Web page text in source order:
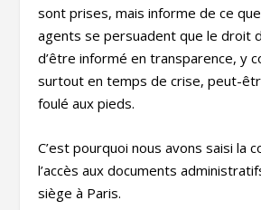
sont prises, mais informe de ce
agents se persuadent que le droit
d’être informé en transparence, y
surtout en temps de crise, peut-
foulé aux pieds.
C’est pourquoi nous avons saisi la
l’accès aux documents
siège à Paris.